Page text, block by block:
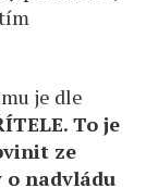
je dle
To je
ze
o nadvládu